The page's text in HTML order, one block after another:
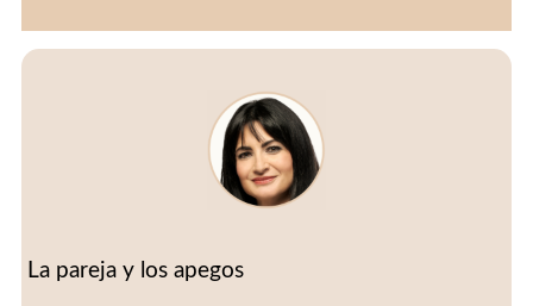
La pareja y los apegos